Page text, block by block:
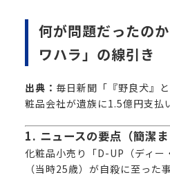
何が問題だったのか
ワハラ」の線引き
出典： 毎日新聞「『野良犬』
粧品会社が遺族に1.5億円支払
1. ニュースの要点（簡潔ま
化粧品小売り「D-UP（ディー
（当時25歳）が自殺に至った事